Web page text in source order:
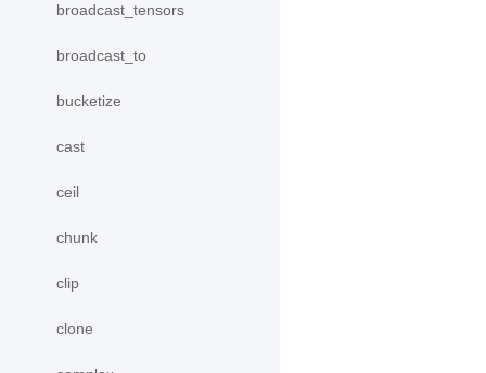
broadcast_tensors
broadcast_to
bucketize
cast
ceil
chunk
clip
clone